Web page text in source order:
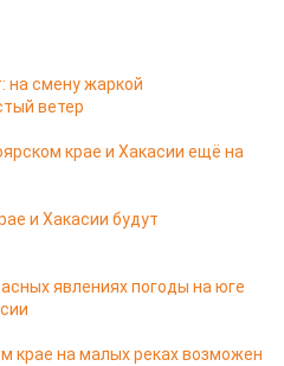
на смену жаркой
ветер
крае и Хакасии ещё на
и Хакасии будут
явлениях погоды на юге
крае на малых реках возможен